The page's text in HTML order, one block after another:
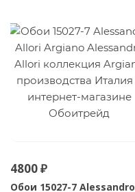
4800 ₽
Обои 15027-7 Alessandro